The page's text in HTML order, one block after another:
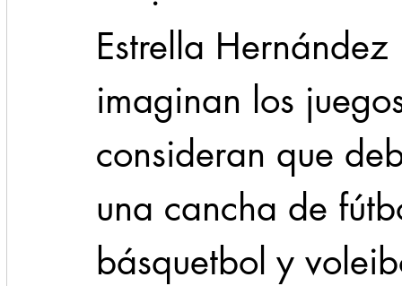
Estrella
imaginan los
consideran que
una cancha de
básquetbol y